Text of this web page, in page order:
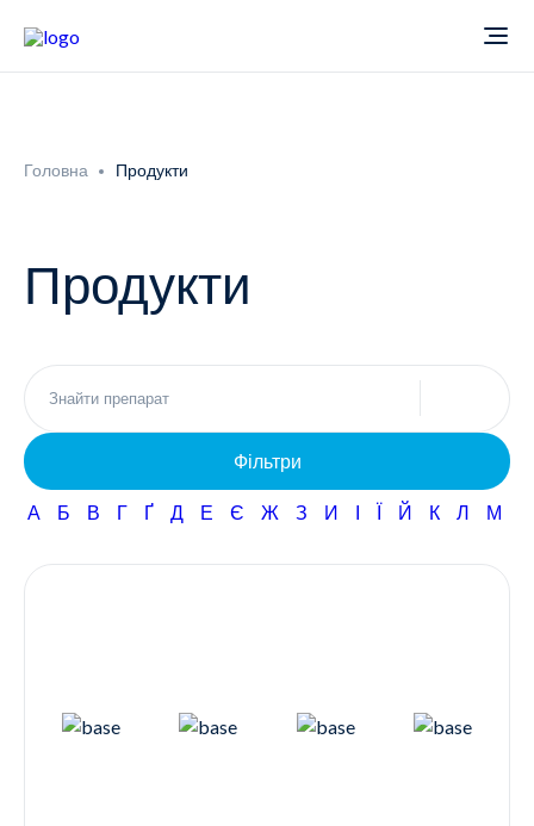
Новини
Неврологія
Фармаконагляд
Кар'єра
Головна Продукти
Продукти
Фільтри
А Б В Г Ґ Д Е Є Ж З И І Ї Й К Л М